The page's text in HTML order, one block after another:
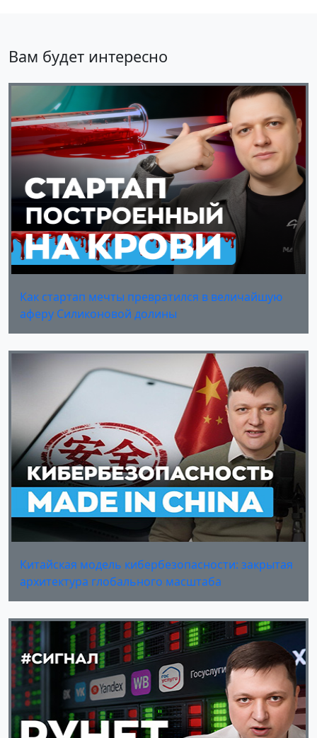
Вам будет интересно
Как стартап мечты превратился в величайшую
аферу Силиконовой долины
Китайская модель кибербезопасности: закрытая
архитектура глобального масштаба